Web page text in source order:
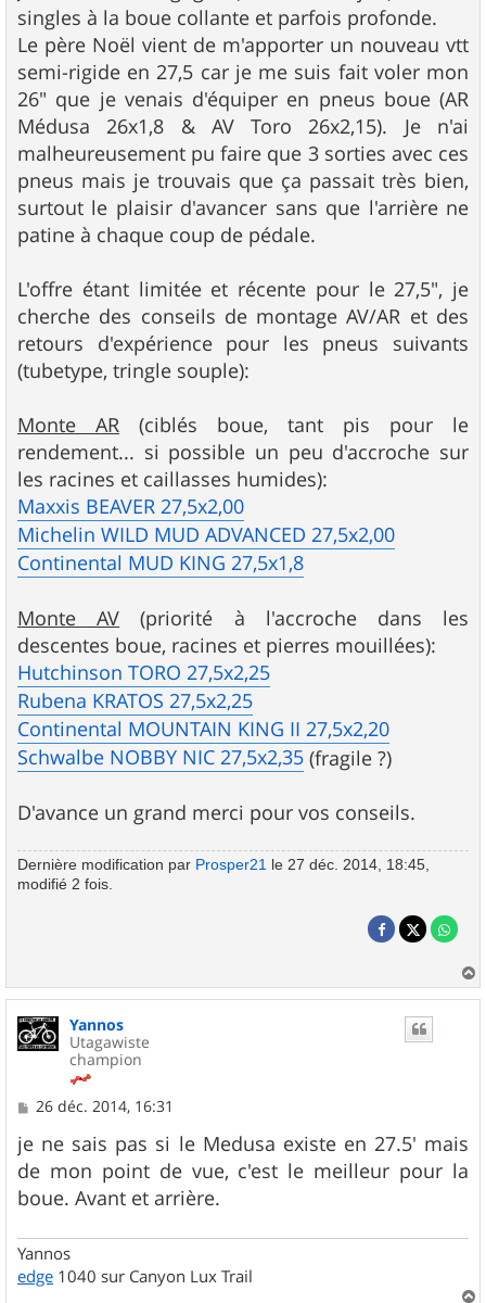
singles à la boue collante et parfois profonde.
Le père Noël vient de m'apporter un nouveau vtt
semi-rigide en 27,5 car je me suis fait voler mon
26" que je venais d'équiper en pneus boue (AR
Médusa 26x1,8 & AV Toro 26x2,15). Je n'ai
malheureusement pu faire que 3 sorties avec ces
pneus mais je trouvais que ça passait très bien,
surtout le plaisir d'avancer sans que l'arrière ne
patine à chaque coup de pédale.
L'offre étant limitée et récente pour le 27,5", je
cherche des conseils de montage AV/AR et des
retours d'expérience pour les pneus suivants
(tubetype, tringle souple):
Monte AR (ciblés boue, tant pis pour le
rendement... si possible un peu d'accroche sur
les racines et caillasses humides):
Maxxis BEAVER 27,5x2,00
Michelin WILD MUD ADVANCED 27,5x2,00
Continental MUD KING 27,5x1,8
Monte AV (priorité à l'accroche dans les
descentes boue, racines et pierres mouillées):
Hutchinson TORO 27,5x2,25
Rubena KRATOS 27,5x2,25
Continental MOUNTAIN KING II 27,5x2,20
Schwalbe NOBBY NIC 27,5x2,35 (fragile ?)
D'avance un grand merci pour vos conseils.
Dernière modification par Prosper21 le 27 déc. 2014, 18:45,
modifié 2 fois.
a
Yannos
Utagawiste
champion
M
s
s
a
g
e
26 déc. 2014, 16:31
je ne sais pas si le Medusa existe en 27.5' mais
de mon point de vue, c'est le meilleur pour la
boue. Avant et arrière.
Yannos
edge 1040 sur Canyon Lux Trail